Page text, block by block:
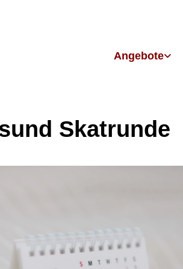
Angebote
Skatrunde